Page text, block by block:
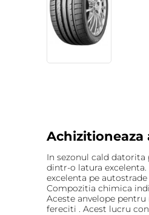
Achizitioneaza
In sezonul cald datorita
dintr-o latura
excelenta pe
Compozitia chimica
Aceste anvelope
fereciti . Acest lucru